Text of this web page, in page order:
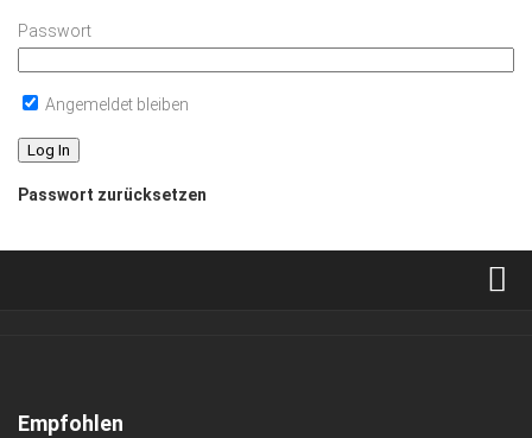
Passwort
Angemeldet bleiben
Passwort zurücksetzen
Kontakt, Impressum
Empfohlen